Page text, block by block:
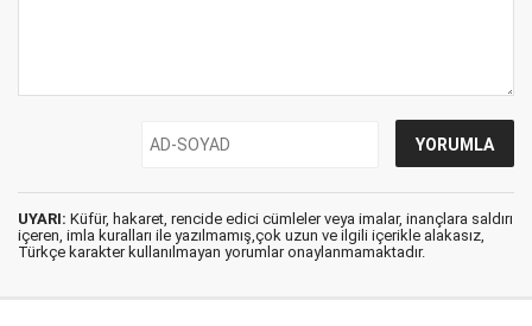
UYARI: Küfür, hakaret, rencide edici cümleler veya imalar, inançlara saldırı
içeren, imla kuralları ile yazılmamış,çok uzun ve ilgili içerikle alakasız,
Türkçe karakter kullanılmayan yorumlar onaylanmamaktadır.